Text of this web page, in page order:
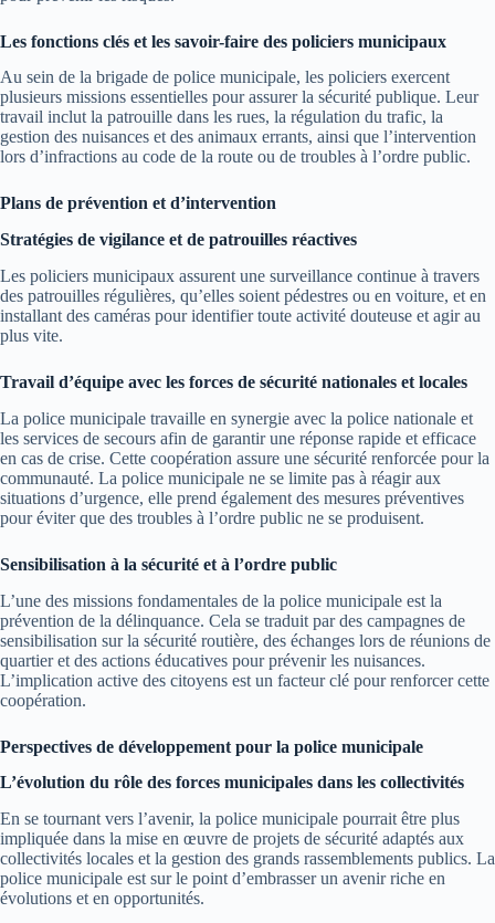
Les fonctions clés et les savoir-faire des policiers municipaux
Au sein de la brigade de police municipale, les policiers exercent
plusieurs missions essentielles pour assurer la sécurité publique. Leur
travail inclut la patrouille dans les rues, la régulation du trafic, la
gestion des nuisances et des animaux errants, ainsi que l’intervention
lors d’infractions au code de la route ou de troubles à l’ordre public.
Plans de prévention et d’intervention
Stratégies de vigilance et de patrouilles réactives
Les policiers municipaux assurent une surveillance continue à travers
des patrouilles régulières, qu’elles soient pédestres ou en voiture, et en
installant des caméras pour identifier toute activité douteuse et agir au
plus vite.
Travail d’équipe avec les forces de sécurité nationales et locales
La police municipale travaille en synergie avec la police nationale et
les services de secours afin de garantir une réponse rapide et efficace
en cas de crise. Cette coopération assure une sécurité renforcée pour la
communauté. La police municipale ne se limite pas à réagir aux
situations d’urgence, elle prend également des mesures préventives
pour éviter que des troubles à l’ordre public ne se produisent.
Sensibilisation à la sécurité et à l’ordre public
L’une des missions fondamentales de la police municipale est la
prévention de la délinquance. Cela se traduit par des campagnes de
sensibilisation sur la sécurité routière, des échanges lors de réunions de
quartier et des actions éducatives pour prévenir les nuisances.
L’implication active des citoyens est un facteur clé pour renforcer cette
coopération.
Perspectives de développement pour la police municipale
L’évolution du rôle des forces municipales dans les collectivités
En se tournant vers l’avenir, la police municipale pourrait être plus
impliquée dans la mise en œuvre de projets de sécurité adaptés aux
collectivités locales et la gestion des grands rassemblements publics. La
police municipale est sur le point d’embrasser un avenir riche en
évolutions et en opportunités.